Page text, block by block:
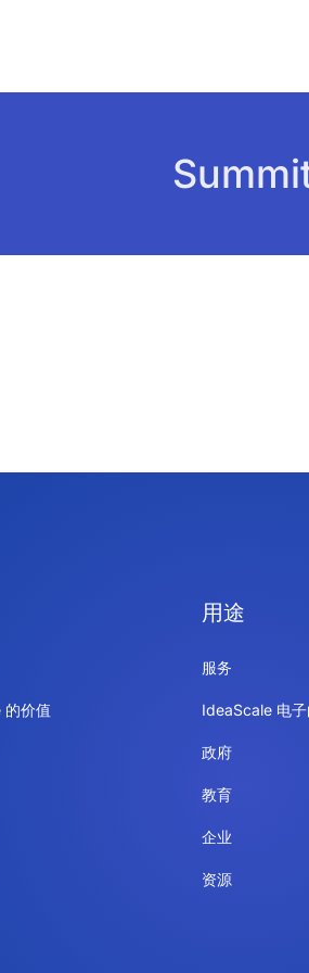
的价值
用途
服务
IdeaScale 电子
政府
教育
企业
资源